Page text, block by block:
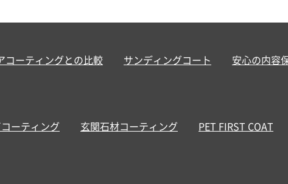
コーティングとの比較 サンディングコート 安心の内容
ーティング 玄関石材コーティング PET FIRST COAT